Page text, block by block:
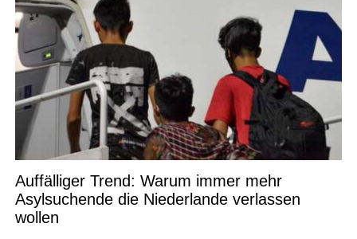
Auffälliger Trend: Warum immer mehr
Asylsuchende die Niederlande verlassen
wollen